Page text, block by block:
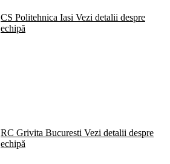
CS Politehnica Iasi Vezi detalii despre
echipă
RC Grivita Bucuresti Vezi detalii despre
echipă